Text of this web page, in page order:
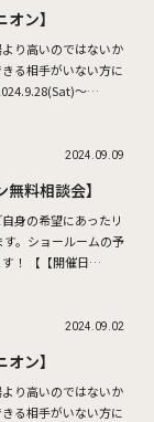
ン】
り高いのではないか
る相手がいない方に
～
を予定 […]
料相談会】
身の希望にあったリ
。ショールームの予
！ 【【開催日
要時間： […]
2024.09.09
ン】
り高いのではないか
る相手がいない方に
2024.09.02